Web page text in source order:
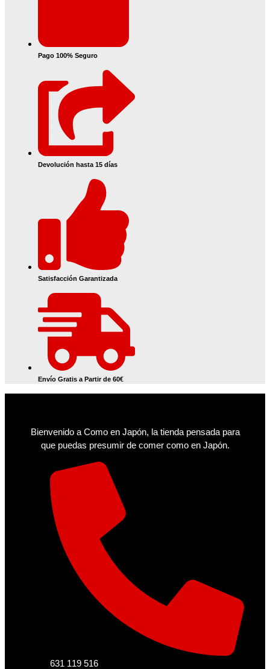
Pago 100% Seguro
Devolución hasta 15 días
Satisfacción Garantizada
Envío Gratis a Partir de 60€
Bienvenido a Como en Japón, la tienda pensada para
que puedas presumir de comer como en Japón.
631 119 516